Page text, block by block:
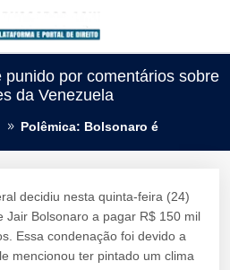
por comentários sobre
da Venezuela
Polêmica: Bolsonaro é
decidiu nesta quinta-feira (24)
Jair Bolsonaro a pagar R$ 150 mil
Essa condenação foi devido a
mencionou ter pintado um clima